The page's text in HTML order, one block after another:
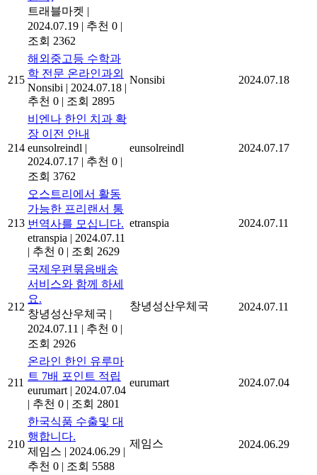
트래블마켓 |
2024.07.19 | 추천 0 |
조회 2362
215
해외중고등 수학과
학 전문 온라인과외
Nonsibi | 2024.07.18 |
추천 0 | 조회 2895
Nonsibi 2024.07.18
214
비엔나 한인 치과 확
장 이전 안내
eunsolreindl |
2024.07.17 | 추천 0 |
조회 3762
eunsolreindl 2024.07.17
213
오스트리에서 활동
가능한 프리랜서 통
번역사를 모십니다.
etranspia | 2024.07.11
| 추천 0 | 조회 2629
etranspia 2024.07.11
212
국제우편묶음배송
서비스와 함께 하세
요.
창녕성산우체국 |
2024.07.11 | 추천 0 |
조회 2926
창녕성산우체국 2024.07.11
211
온라인 한인 유루마
트 7배 포인트 적립
eurumart | 2024.07.04
| 추천 0 | 조회 2801
eurumart 2024.07.04
210
한국식품 수출및 대
행합니다.
제임스 | 2024.06.29 |
추천 0 | 조회 5588
제임스 2024.06.29